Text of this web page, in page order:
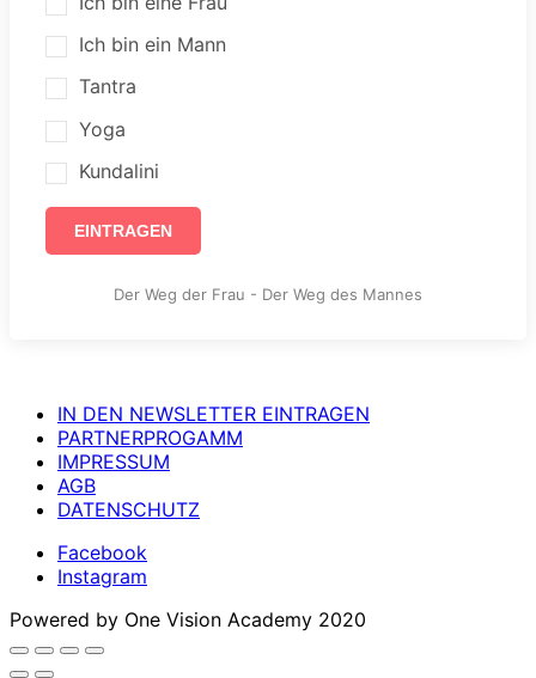
Ich bin ein Mann
Tantra
Yoga
Kundalini
EINTRAGEN
Der Weg der Frau - Der Weg des Mannes
IN DEN NEWSLETTER EINTRAGEN
PARTNERPROGAMM
IMPRESSUM
AGB
DATENSCHUTZ
Facebook
Instagram
Powered by One Vision Academy 2020